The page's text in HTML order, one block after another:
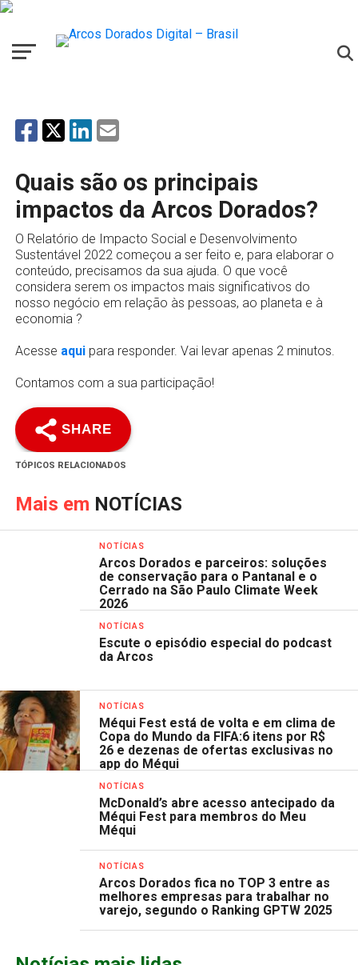
Quais são os principais
impactos da Arcos Dorados?
O Relatório de Impacto Social e Desenvolvimento
Sustentável 2022 começou a ser feito e, para elaborar o
conteúdo, precisamos da sua ajuda. O que você
considera serem os impactos mais significativos do
nosso negócio em relação às pessoas, ao planeta e à
economia ?
Acesse aqui para responder. Vai levar apenas 2 minutos.
Contamos com a sua participação!
SHARE
TÓPICOS RELACIONADOS
Mais em NOTÍCIAS
NOTÍCIAS
Arcos Dorados e parceiros: soluções
de conservação para o Pantanal e o
Cerrado na São Paulo Climate Week
2026
NOTÍCIAS
Escute o episódio especial do podcast
da Arcos
NOTÍCIAS
Méqui Fest está de volta e em clima de
Copa do Mundo da FIFA:6 itens por R$
26 e dezenas de ofertas exclusivas no
app do Méqui
NOTÍCIAS
McDonald’s abre acesso antecipado da
Méqui Fest para membros do Meu
Méqui
NOTÍCIAS
Arcos Dorados fica no TOP 3 entre as
melhores empresas para trabalhar no
varejo, segundo o Ranking GPTW 2025